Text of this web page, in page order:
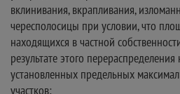
вклинивания, вкрапливания,
чересполосицы при условии, что
находящихся в частной
результате этого
установленных предельных
участков;